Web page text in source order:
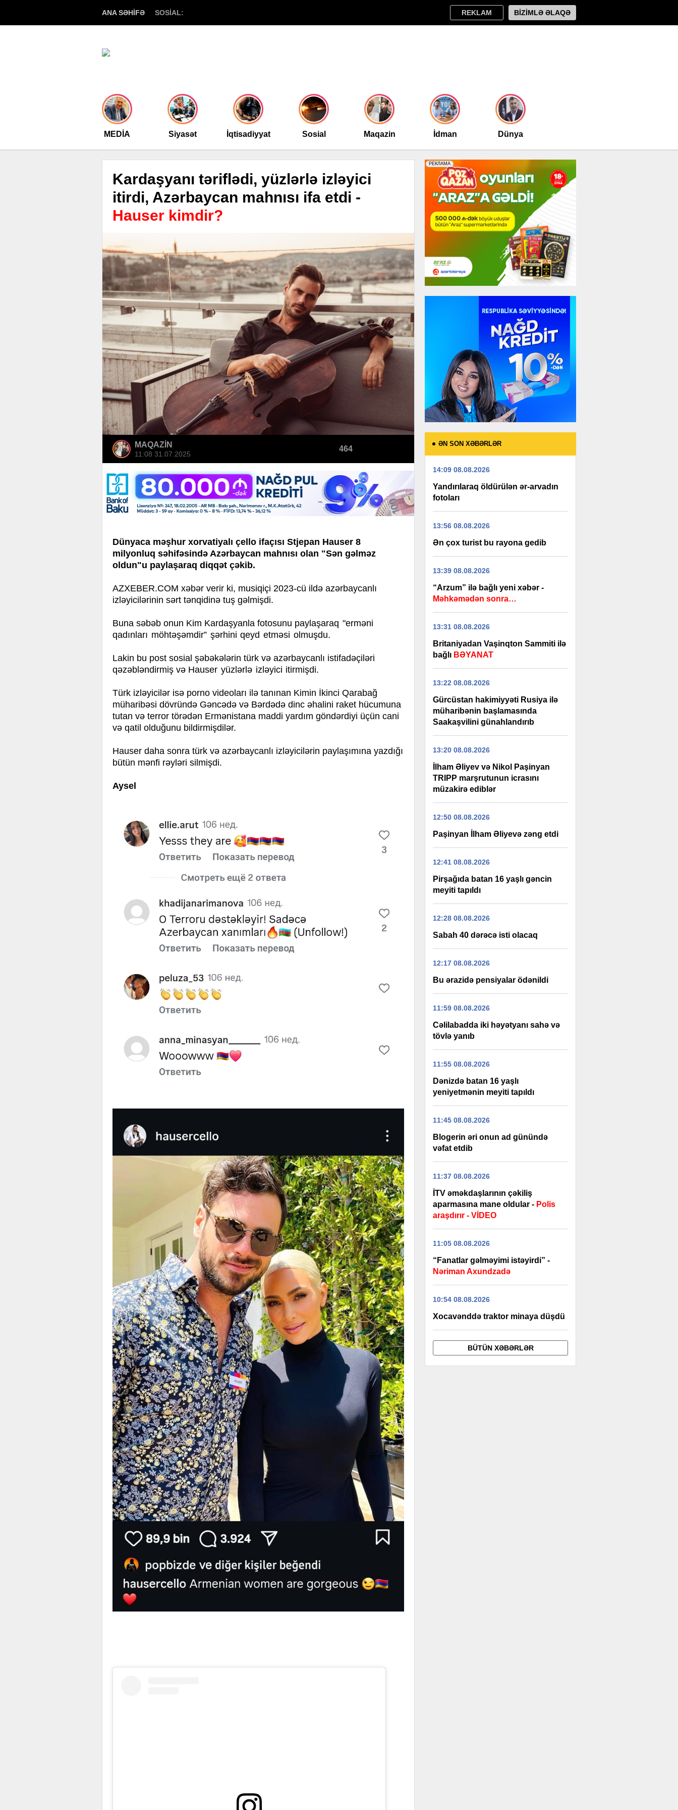
ANA SƏHİFƏ SOSİAL: REKLAM BİZİMLƏ ƏLAQƏ
MEDİA Siyasət İqtisadiyyat Sosial Maqazin İdman Dünya
Kardaşyanı təriflədi, yüzlərlə izləyici
itirdi, Azərbaycan mahnısı ifa etdi -
Hauser kimdir?
MAQAZİN
11:08 31.07.2025
464
Dünyaca məşhur xorvatiyalı çello ifaçısı Stjepan Hauser 8
milyonluq səhifəsində Azərbaycan mahnısı olan "Sən gəlməz
oldun"u paylaşaraq diqqət çəkib.
AZXEBER.COM xəbər verir ki, musiqiçi 2023-cü ildə azərbaycanlı
izləyicilərinin sərt tənqidinə tuş gəlmişdi.
Buna səbəb onun Kim Kardaşyanla fotosunu paylaşaraq "erməni
qadınları möhtəşəmdir” şərhini qeyd etməsi olmuşdu.
Lakin bu post sosial şəbəkələrin türk və azərbaycanlı istifadəçiləri
qəzəbləndirmiş və Hauser yüzlərlə izləyici itirmişdi.
Türk izləyicilər isə porno videoları ilə tanınan Kimin İkinci Qarabağ
müharibəsi dövründə Gəncədə və Bərdədə dinc əhalini raket hücumuna
tutan və terror törədən Ermənistana maddi yardım göndərdiyi üçün cani
və qatil olduğunu bildirmişdilər.
Hauser daha sonra türk və azərbaycanlı izləyicilərin paylaşımına yazdığı
bütün mənfi rəyləri silmişdi.
Aysel
ƏN SON XƏBƏRLƏR
14:09 08.08.2026
Yandırılaraq öldürülən ər-arvadın
fotoları
13:56 08.08.2026
Ən çox turist bu rayona gedib
13:39 08.08.2026
“Arzum” ilə bağlı yeni xəbər -
Məhkəmədən sonra…
13:31 08.08.2026
Britaniyadan Vaşinqton Sammiti ilə
bağlı BƏYANAT
13:22 08.08.2026
Gürcüstan hakimiyyəti Rusiya ilə
müharibənin başlamasında
Saakaşvilini günahlandırıb
13:20 08.08.2026
İlham Əliyev və Nikol Paşinyan
TRIPP marşrutunun icrasını
müzakirə ediblər
12:50 08.08.2026
Paşinyan İlham Əliyevə zəng etdi
12:41 08.08.2026
Pirşağıda batan 16 yaşlı gəncin
meyiti tapıldı
12:28 08.08.2026
Sabah 40 dərəcə isti olacaq
12:17 08.08.2026
Bu ərazidə pensiyalar ödənildi
11:59 08.08.2026
Cəlilabadda iki həyətyanı sahə və
tövlə yanıb
11:55 08.08.2026
Dənizdə batan 16 yaşlı
yeniyetmənin meyiti tapıldı
11:45 08.08.2026
Blogerin əri onun ad günündə
vəfat etdib
11:37 08.08.2026
İTV əməkdaşlarının çəkiliş
aparmasına mane oldular - Polis
araşdırır - VİDEO
11:05 08.08.2026
“Fanatlar gəlməyimi istəyirdi” -
Nəriman Axundzadə
10:54 08.08.2026
Xocavənddə traktor minaya düşdü
BÜTÜN XƏBƏRLƏR